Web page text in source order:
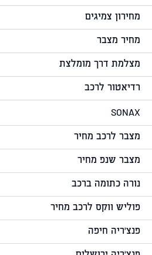
מחירון צמיגים
מחיר מצבר
מצלמת דרך מומלצת
רדיאטור לרכב
SONAX
מצבר לרכב מחיר
מצבר שנפ מחיר
נורה כתומה ברכב
פוליש ווקס לרכב מחיר
פנצ'ריה חיפה